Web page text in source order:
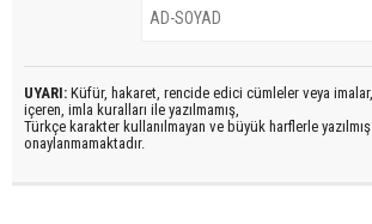
UYARI: Küfür, hakaret, rencide edici cümleler veya
içeren, imla kuralları ile yazılmamış,
Türkçe karakter kullanılmayan ve büyük harflerle
onaylanmamaktadır.